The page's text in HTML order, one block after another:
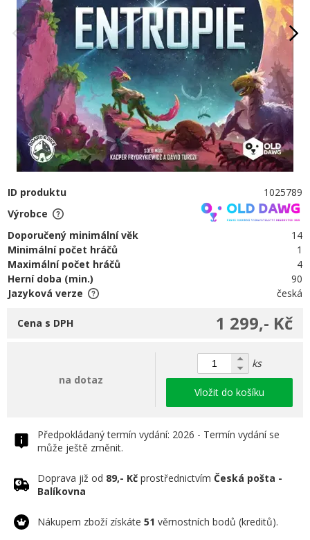
ID produktu
1025789
Výrobce
Doporučený minimální věk
14
Minimální počet hráčů
1
Maximální počet hráčů
4
Herní doba (min.)
90
Jazyková verze
česká
1 299,- Kč
Cena s DPH
na dotaz
ks
Vložit do košíku
Předpokládaný termín vydání: 2026 - Termín vydání se
může ještě změnit.
Doprava již od 89,- Kč prostřednictvím Česká pošta -
Balíkovna
Nákupem zboží získáte 51 věrnostních bodů (kreditů).